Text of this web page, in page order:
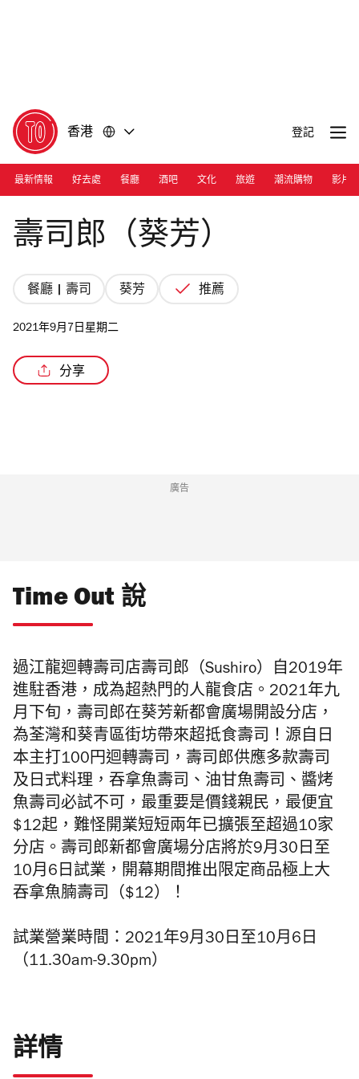
香港 登記
最新情報 好去處 餐廳 酒吧 文化 旅遊 潮流購物 影片
Photograph: Cara Hung
壽司郎（葵芳）
餐廳 | 壽司 葵芳 推薦
2021年9月7日星期二
分享
廣告
Time Out 說
過江龍迴轉壽司店壽司郎（Sushiro）自2019年
進駐香港，成為超熱門的人龍食店。2021年九
月下旬，壽司郎在葵芳新都會廣場開設分店，
為荃灣和葵青區街坊帶來超抵食壽司！源自日
本主打100円迴轉壽司，壽司郎供應多款壽司
及日式料理，吞拿魚壽司、油甘魚壽司、醬烤
魚壽司必試不可，最重要是價錢親民，最便宜
$12起，難怪開業短短兩年已擴張至超過10家
分店。壽司郎新都會廣場分店將於9月30日至
10月6日試業，開幕期間推出限定商品極上大
吞拿魚腩壽司（$12）！
試業營業時間：2021年9月30日至10月6日
（11.30am-9.30pm）
詳情